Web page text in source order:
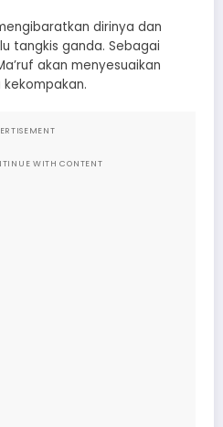
dirinya dan
tangkis ganda. Sebagai
akan menyesuaikan
WITH CONTENT